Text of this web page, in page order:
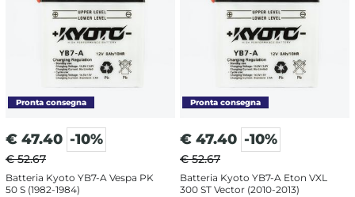
€ 47.40 -10%
€ 52.67
Batteria Kyoto YB7-A Vespa PK
50 S (1982-1984)
€ 47.40 -10%
€ 52.67
Batteria Kyoto YB7-A Eton VXL
300 ST Vector (2010-2013)